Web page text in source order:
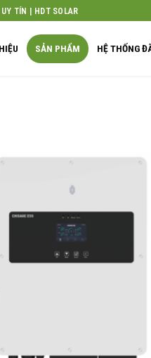
TÍN | HDT SOLAR
SẢN PHẨM HỆ THỐNG